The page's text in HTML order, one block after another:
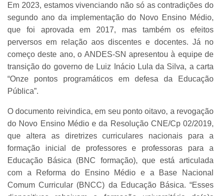
Em 2023, estamos vivenciando não só as contradições do
segundo ano da implementação do Novo Ensino Médio,
que foi aprovada em 2017, mas também os efeitos
perversos em relação aos discentes e docentes. Já no
começo deste ano, o ANDES-SN apresentou à equipe de
transição do governo de Luiz Inácio Lula da Silva, a carta
“Onze pontos programáticos em defesa da Educação
Pública”.
O documento reivindica, em seu ponto oitavo, a revogação
do Novo Ensino Médio e da Resolução CNE/Cp 02/2019,
que altera as diretrizes curriculares nacionais para a
formação inicial de professores e professoras para a
Educação Básica (BNC formação), que está articulada
com a Reforma do Ensino Médio e a Base Nacional
Comum Curricular (BNCC) da Educação Básica. “Esses